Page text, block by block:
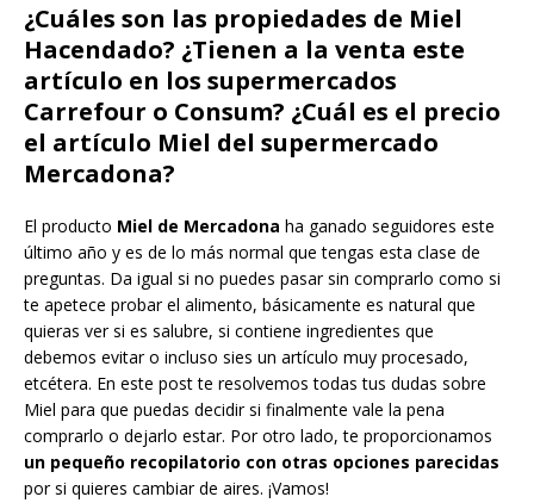
¿Cuáles son las propiedades de Miel
Hacendado? ¿Tienen a la venta este
artículo en los supermercados
Carrefour o Consum? ¿Cuál es el precio
el artículo Miel del supermercado
Mercadona?
El producto Miel de Mercadona ha ganado seguidores este
último año y es de lo más normal que tengas esta clase de
preguntas. Da igual si no puedes pasar sin comprarlo como si
te apetece probar el alimento, básicamente es natural que
quieras ver si es salubre, si contiene ingredientes que
debemos evitar o incluso sies un artículo muy procesado,
etcétera. En este post te resolvemos todas tus dudas sobre
Miel para que puedas decidir si finalmente vale la pena
comprarlo o dejarlo estar. Por otro lado, te proporcionamos
un pequeño recopilatorio con otras opciones parecidas
por si quieres cambiar de aires. ¡Vamos!